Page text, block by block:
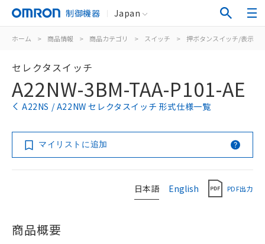
制御機器 Japan
ホーム > 商品情報 > 商品カテゴリ > スイッチ > 押ボタンスイッチ/表示灯
セレクタスイッチ
A22NW-3BM-TAA-P101-AE
A22NS / A22NW セレクタスイッチ 形式仕様一覧
マイリストに追加
日本語 English PDF出力
商品概要